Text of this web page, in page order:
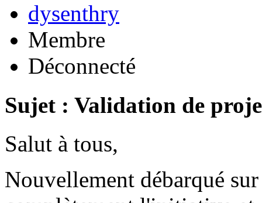
dysenthry
Membre
Déconnecté
Sujet : Validation de
Salut à tous,
Nouvellement débarqué